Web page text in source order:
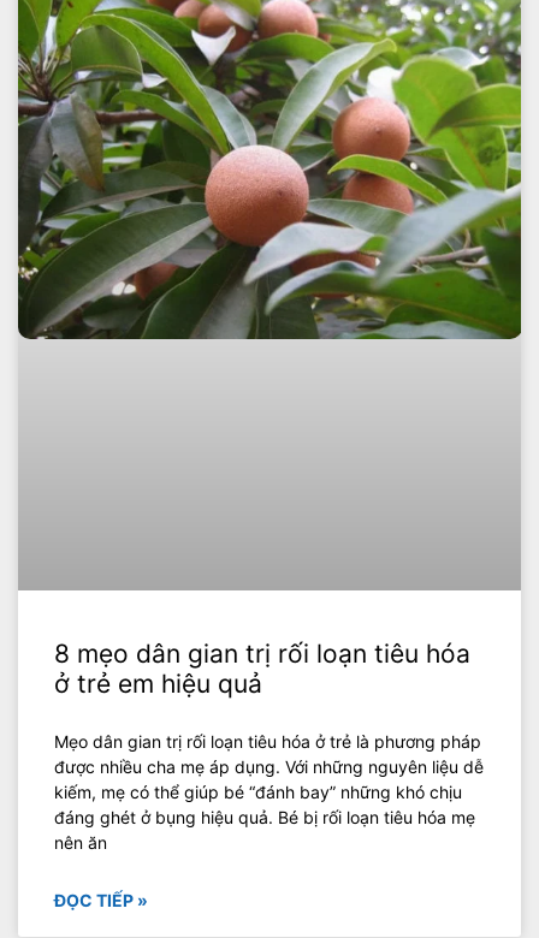
8 mẹo dân gian trị rối loạn tiêu hóa
ở trẻ em hiệu quả
Mẹo dân gian trị rối loạn tiêu hóa ở trẻ là phương pháp
được nhiều cha mẹ áp dụng. Với những nguyên liệu dễ
kiếm, mẹ có thể giúp bé “đánh bay” những khó chịu
đáng ghét ở bụng hiệu quả. Bé bị rối loạn tiêu hóa mẹ
nên ăn
ĐỌC TIẾP »